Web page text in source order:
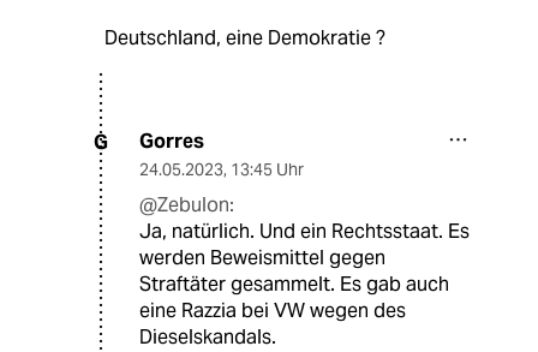
Deutschland, eine Demokratie ?
G Gorres
24.05.2023, 13:45 Uhr
@Zebulon:
Ja, natürlich. Und ein Rechtsstaat. Es
werden Beweismittel gegen
Straftäter gesammelt. Es gab auch
eine Razzia bei VW wegen des
Dieselskandals.